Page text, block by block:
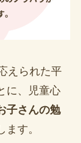
えられた平
に、児童心
子さんの勉
ます。